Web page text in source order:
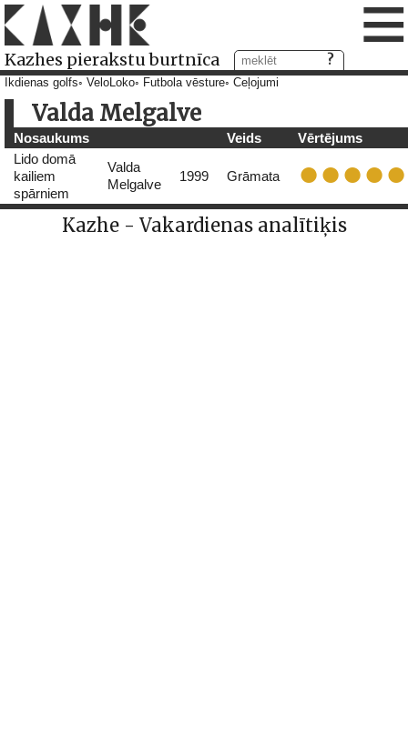
Kazhes pierakstu burtnīca ≡
Ikdienas golfs VeloLoko Futbola vēsture Ceļojumi
Valda Melgalve
Nosaukums Veids
Vērtējums
Lido domā
kailiem
spārniem
Valda
Melgalve
1999 Grāmata
Kazhe - Vakardienas analītiķis